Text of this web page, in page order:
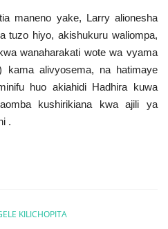
maneno yake, Larry alionesha
tuzo hiyo, akishukuru waliompa,
wanaharakati wote wa vyama
kama alivyosema, na hatimaye
huo akiahidi Hadhira kuwa
kushirikiana kwa ajili ya
.
KILICHOPITA